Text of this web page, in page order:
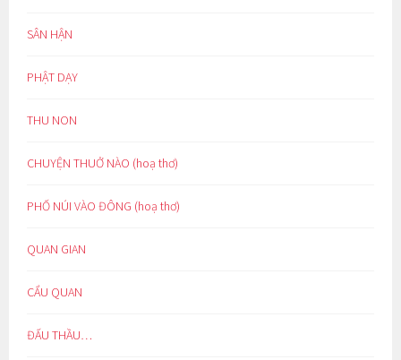
SÂN HẬN
PHẬT DẠY
THU NON
CHUYỆN THUỞ NÀO (hoạ thơ)
PHỐ NÚI VÀO ĐÔNG (hoạ thơ)
QUAN GIAN
CẨU QUAN
ĐẤU THẦU…